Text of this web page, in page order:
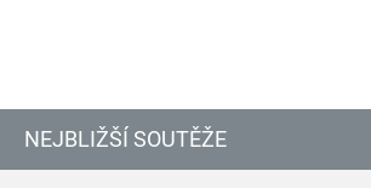
NEJBLIŽŠÍ SOUTĚŽE